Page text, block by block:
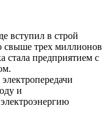
вступил в строй
свыше трех миллионов
стала предприятием с
и